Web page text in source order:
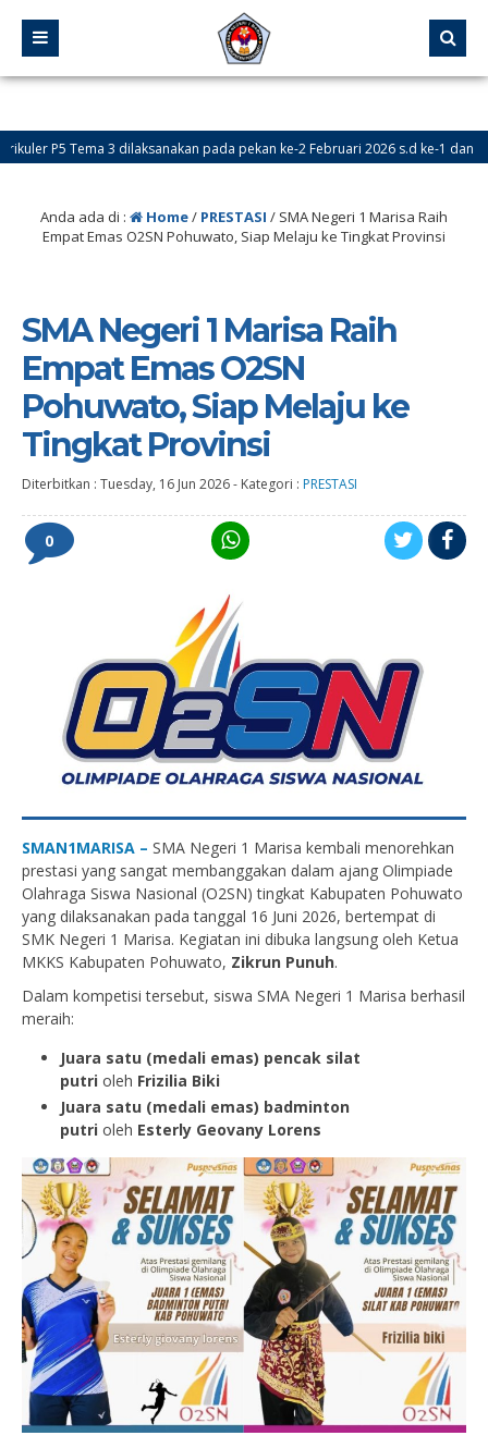
Tema 3 dilaksanakan pada pekan ke-2 Februari 2026 s.d ke-1 dan ke-2 Maret
Anda ada di : Home/ PRESTASI / SMA Negeri 1 Marisa Raih
Empat Emas O2SN Pohuwato, Siap Melaju ke Tingkat Provinsi
SMA Negeri 1 Marisa Raih
Empat Emas O2SN
Pohuwato, Siap Melaju ke
Tingkat Provinsi
Diterbitkan : Tuesday, 16 Jun 2026- Kategori : PRESTASI
0
SMAN1MARISA – SMA Negeri 1 Marisa kembali menorehkan
prestasi yang sangat membanggakan dalam ajang Olimpiade
Olahraga Siswa Nasional (O2SN) tingkat Kabupaten Pohuwato
yang dilaksanakan pada tanggal 16 Juni 2026, bertempat di
SMK Negeri 1 Marisa. Kegiatan ini dibuka langsung oleh Ketua
MKKS Kabupaten Pohuwato, Zikrun Punuh.
Dalam kompetisi tersebut, siswa SMA Negeri 1 Marisa berhasil
meraih:
Juara satu (medali emas) pencak silat
putri oleh Frizilia Biki
Juara satu (medali emas) badminton
putri oleh Esterly Geovany Lorens